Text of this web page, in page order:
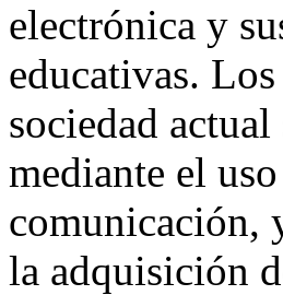
electrónica y
educativas.
sociedad
mediante el
comunicación,
la adquisición